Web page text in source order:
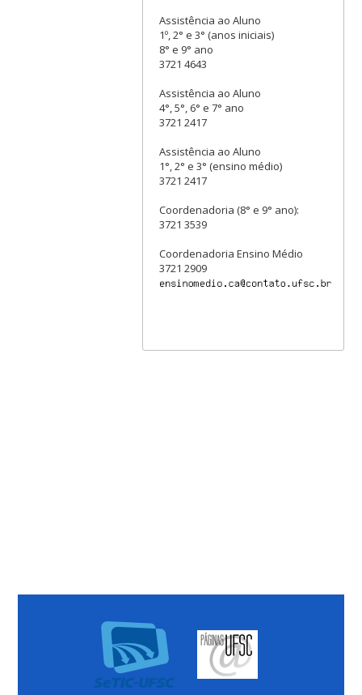
Assistência ao Aluno
1º, 2° e 3° (anos iniciais)
8° e 9° ano
3721 4643
Assistência ao Aluno
4°, 5°, 6° e 7° ano
3721 2417
Assistência ao Aluno
1°, 2° e 3° (ensino médio)
3721 2417
Coordenadoria (8° e 9° ano):
3721 3539
Coordenadoria Ensino Médio
3721 2909